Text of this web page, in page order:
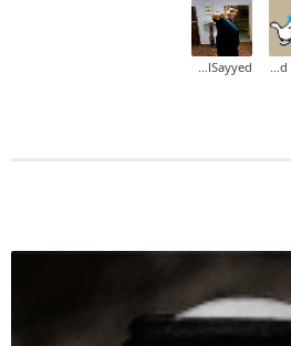
Ahmed Eldeep
Mohammed AlSayyed